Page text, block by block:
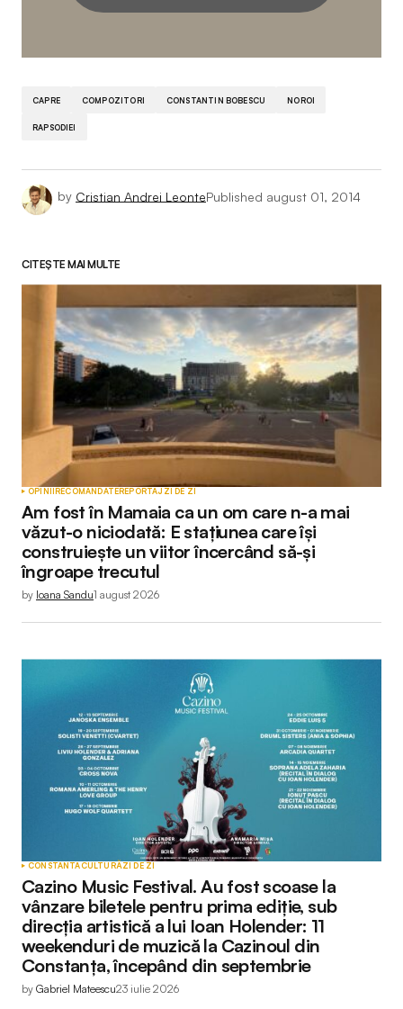
CAPRE COMPOZITORI CONSTANTIN BOBESCU NOROI
RAPSODIEI
by Cristian Andrei LeontePublished august 01, 2014
CITEȘTE MAI MULTE
OPINIIRECOMANDATEREPORTAJ ZI DE ZI
Am fost în Mamaia ca un om care n-a mai
văzut-o niciodată: E stațiunea care își
construiește un viitor încercând să-și
îngroape trecutul
by Ioana Sandu1 august 2026
CONSTANTACULTURĂZI DE ZI
Cazino Music Festival. Au fost scoase la
vânzare biletele pentru prima ediție, sub
direcția artistică a lui Ioan Holender: 11
weekenduri de muzică la Cazinoul din
Constanța, începând din septembrie
by Gabriel Mateescu23 iulie 2026